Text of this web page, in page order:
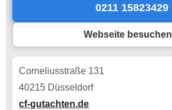
0211 15823429
Webseite besuchen
Corneliusstraße 131
40215 Düsseldorf
cf-gutachten.de